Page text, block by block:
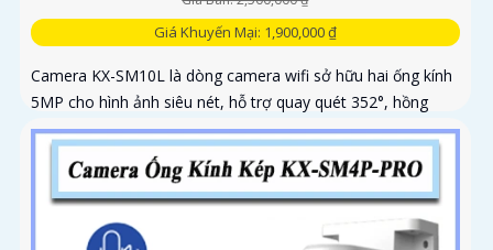
Giá Khuyến Mại: 1,900,000 ₫
Camera KX-SM10L là dòng camera wifi sở hữu hai ống kính
5MP cho hình ảnh siêu nét, hỗ trợ quay quét 352°, hồng
ngoại 50m và đèn LED ánh sáng ấm lên đến 40m